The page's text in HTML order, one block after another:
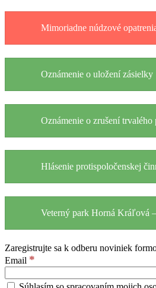
Mimoriadne núdzové
Oznámenie o uložení zásielky
Oznámenie o zrušení trvalého
Hlásenie protispoločenskej
Veterný park Horná Kráľová
Zaregistrujte sa k odberu noviniek
Email *